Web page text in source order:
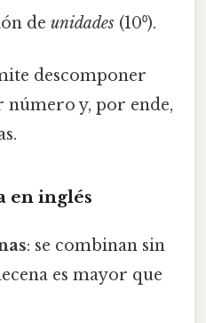
deunidades (10⁰).
descomponer
y, por ende,
en inglés
: se combinan sin
es mayor que